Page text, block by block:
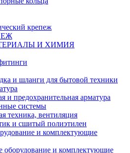
крепеж
И ХИМИЯ
и шланги для бытовой техники
и предохранительная арматура
системы
техника, вентиляция
и сшитый полиэтилен
и комплектующие
оборудование и комплектующие